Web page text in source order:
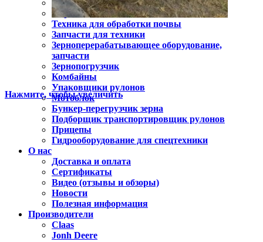
Почвенные фрезы
Опрыскиватели
Техника для обработки почвы
Запчасти для техники
Зерноперерабатывающее оборудование,
запчасти
Зернопогрузчик
Комбайны
Упаковщики рулонов
Мотоблок
Бункер-перегрузчик зерна
Подборщик транспортировщик рулонов
Прицепы
Гидрооборудование для спецтехники
О нас
Доставка и оплата
Сертификаты
Видео (отзывы и обзоры)
Новости
Полезная информация
Производители
Claas
Jonh Deere
Нажмите, чтобы увеличить